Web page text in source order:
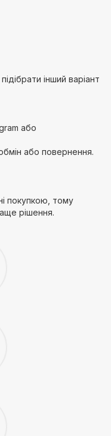
інший варіант
або
або повернення.
покупкою, тому
рішення.